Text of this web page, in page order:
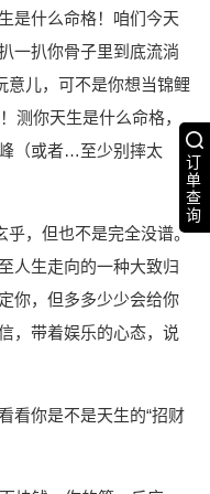
订
单
查
询
是什么命格！咱们今天
一扒你骨子里到底流淌
意儿，可不是你想当锦鲤
测你天生是什么命格，
（或者…至少别摔太
乎，但也不是完全没谱。
人生走向的一种大致归
你，但多多少少会给你
，带着娱乐的心态，说
看你是不是天生的“招财